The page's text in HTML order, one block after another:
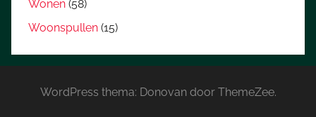
Wonen (58)
Woonspullen (15)
WordPress thema: Donovan door ThemeZee.